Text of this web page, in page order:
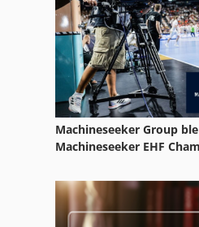
Mvh 5 1 4 B
Schlitz Und Zapfenmaschine
Machineseeker Group
Machineseeker EHF